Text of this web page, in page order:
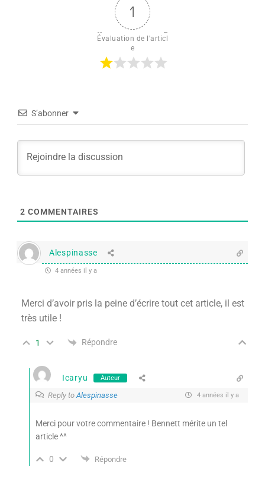
1
Évaluation de l'articl
e
S’abonner
2 COMMENTAIRES
Alespinasse
4 années il y a
Merci d’avoir pris la peine d’écrire tout cet article, il est
très utile !
1 Répondre
Icaryu Auteur
Reply to Alespinasse 4 années il y a
Merci pour votre commentaire ! Bennett mérite un tel
article ^^
0 Répondre